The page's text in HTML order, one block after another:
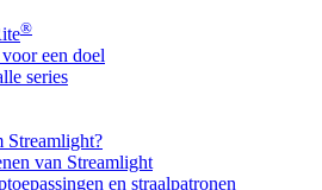
®
een doel
series
Streamlight?
van Streamlight
en straalpatronen